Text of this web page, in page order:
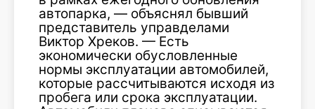
автопарка, — объяснял бывший
представитель управделами
Виктор Хреков. — Есть
экономически обусловленные
нормы эксплуатации автомобилей,
которые рассчитываются исходя из
пробега или срока эксплуатации.